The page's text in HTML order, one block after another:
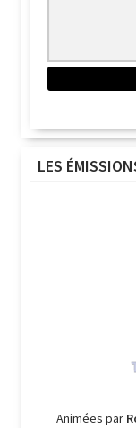
LES
Animées par